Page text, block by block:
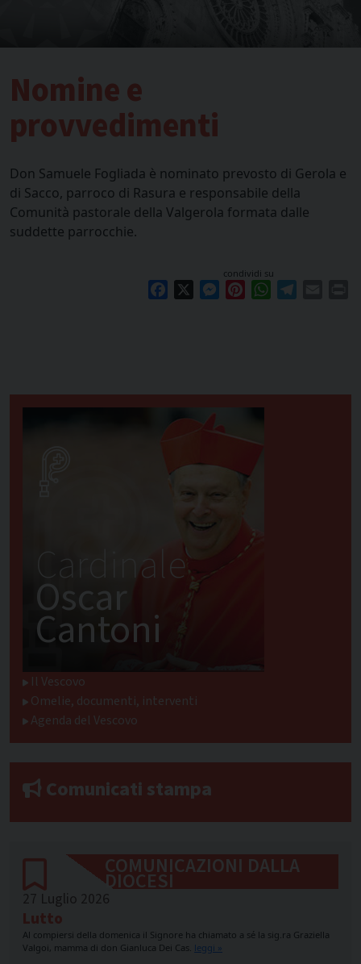
Nomine e
provvedimenti
Don Samuele Fogliada è nominato prevosto di Gerola e
di Sacco, parroco di Rasura e responsabile della
Comunità pastorale della Valgerola formata dalle
suddette parrocchie.
condividi su
Facebook Messenger
PinterestWhatsApp
Cardinale
Oscar
Cantoni
Il Vescovo
Omelie, documenti, interventi
Agenda del Vescovo
Comunicati stampa
COMUNICAZIONI DALLA
DIOCESI
27 Luglio 2026
Lutto
Al compiersi della domenica il Signore ha chiamato a sé la sig.ra Graziella
Valgoi, mamma di don Gianluca Dei Cas. leggi »